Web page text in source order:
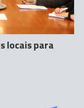
locais para